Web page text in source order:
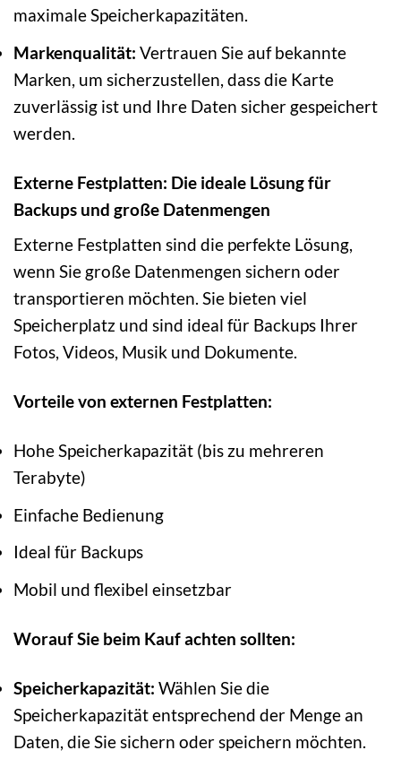
maximale Speicherkapazitäten.
Markenqualität: Vertrauen Sie auf bekannte
Marken, um sicherzustellen, dass die Karte
zuverlässig ist und Ihre Daten sicher gespeichert
werden.
Externe Festplatten: Die ideale Lösung für
Backups und große Datenmengen
Externe Festplatten sind die perfekte Lösung,
wenn Sie große Datenmengen sichern oder
transportieren möchten. Sie bieten viel
Speicherplatz und sind ideal für Backups Ihrer
Fotos, Videos, Musik und Dokumente.
Vorteile von externen Festplatten:
Hohe Speicherkapazität (bis zu mehreren
Terabyte)
Einfache Bedienung
Ideal für Backups
Mobil und flexibel einsetzbar
Worauf Sie beim Kauf achten sollten:
Speicherkapazität: Wählen Sie die
Speicherkapazität entsprechend der Menge an
Daten, die Sie sichern oder speichern möchten.